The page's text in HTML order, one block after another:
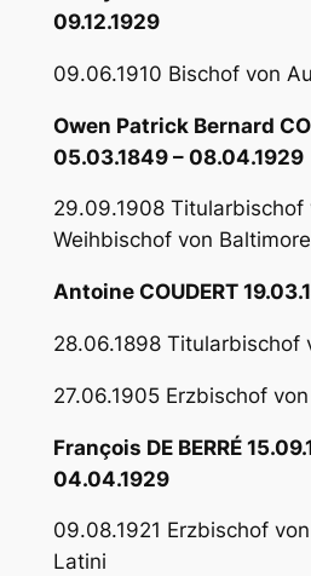
09.12.1929
09.06.1910 Bischof von
Owen Patrick Bernard
05.03.1849 – 08.04.1929
29.09.1908 Titularbischof
Weihbischof von Baltimore
Antoine COUDERT
28.06.1898 Titularbischof
27.06.1905 Erzbischof
François DE BERRÉ
04.04.1929
09.08.1921 Erzbischof
Latini